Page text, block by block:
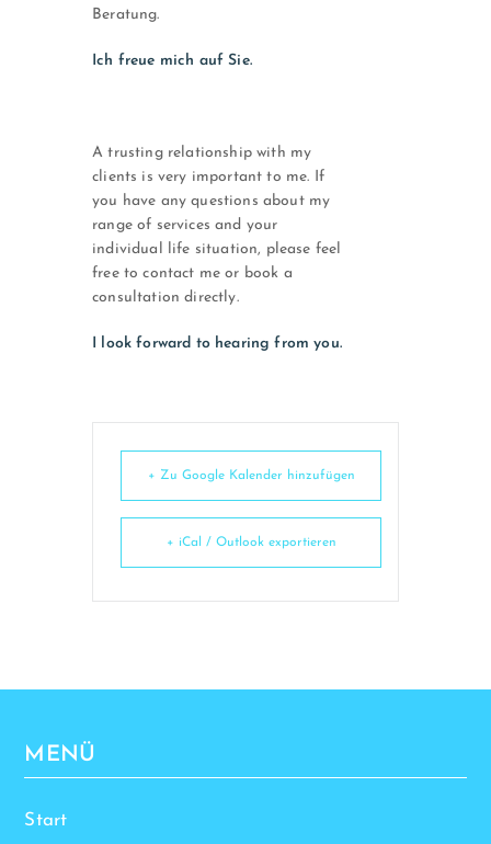
Beratung.
Ich freue mich auf Sie.
A trusting relationship with my
clients is very important to me. If
you have any questions about my
range of services and your
individual life situation, please feel
free to contact me or book a
consultation directly.
I look forward to hearing from you.
+ Zu Google Kalender hinzufügen
+ iCal / Outlook exportieren
MENÜ
Start